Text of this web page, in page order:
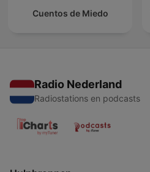
Cuentos de Miedo
Radio Nederland
Radiostations en podcasts